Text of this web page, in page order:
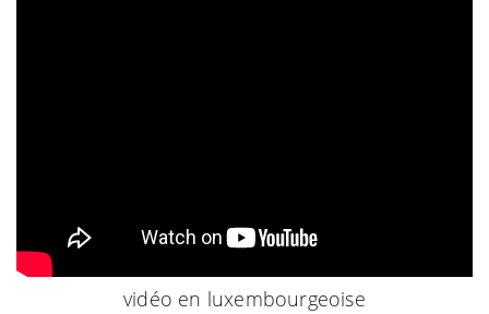
vidéo en luxembourgeoise